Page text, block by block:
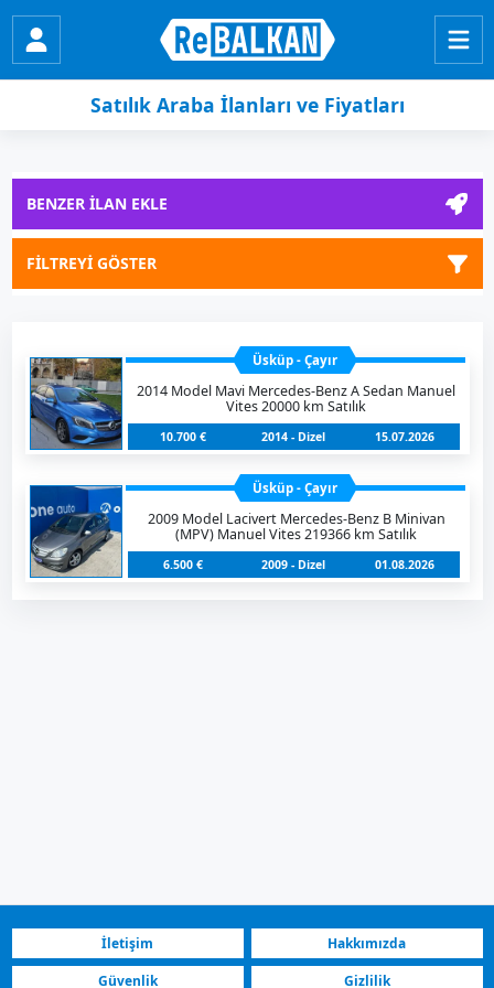
Satılık Araba İlanları ve Fiyatları
BENZER İLAN EKLE
FİLTREYİ GÖSTER
Üsküp - Çayır
2014 Model Mavi Mercedes-Benz A Sedan Manuel
Vites 20000 km Satılık
10.700 € 2014 - Dizel 15.07.2026
Üsküp - Çayır
2009 Model Lacivert Mercedes-Benz B Minivan
(MPV) Manuel Vites 219366 km Satılık
6.500 € 2009 - Dizel 01.08.2026
İletişim
Hakkımızda
Güvenlik
Gizlilik